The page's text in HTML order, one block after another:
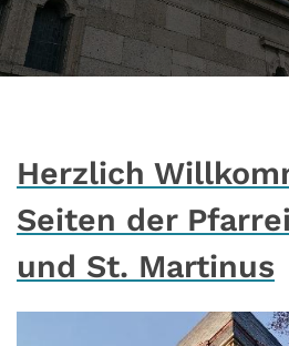
Herzlich
Seiten der
und St. Martinus